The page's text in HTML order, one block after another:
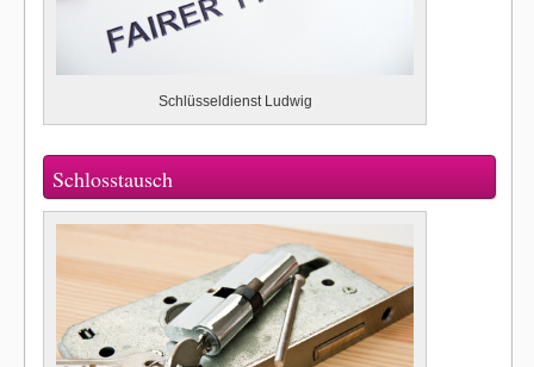
Schlüsseldienst Ludwig
Schlosstausch